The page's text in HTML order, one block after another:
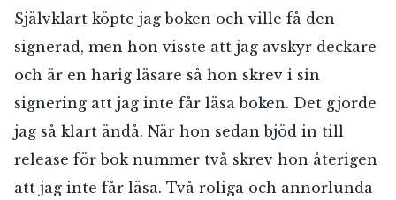
Självklart köpte jag boken och ville få den
signerad, men hon visste att jag avskyr deckare
och är en harig läsare så hon skrev i sin
signering att jag inte får läsa boken. Det gjorde
jag så klart ändå. När hon sedan bjöd in till
release för bok nummer två skrev hon återigen
att jag inte får läsa. Två roliga och annorlunda